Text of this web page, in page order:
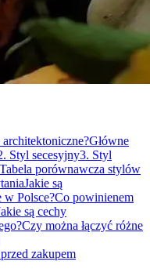
Główne
Styl secesyjny3. Styl
Tabela porównawcza stylów
Jakie są
w Polsce?Co powinienem
są cechy
Czy można łączyć różne
zakupem